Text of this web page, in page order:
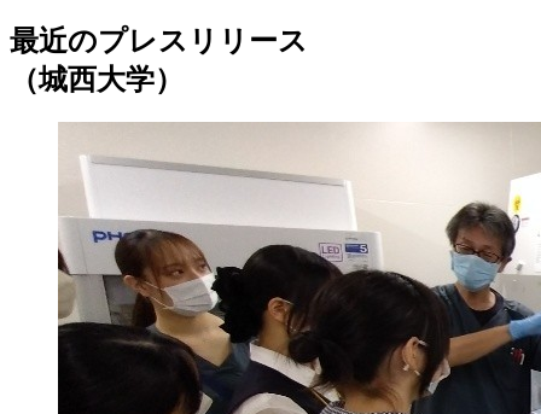
最近のプレスリリース
（城西大学）